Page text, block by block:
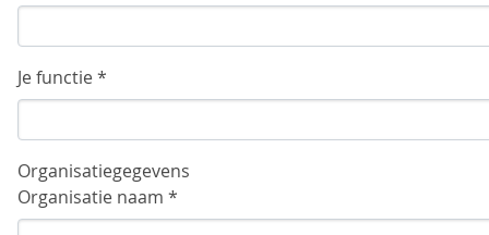
Je functie *
Organisatiegegevens
Organisatie naam *